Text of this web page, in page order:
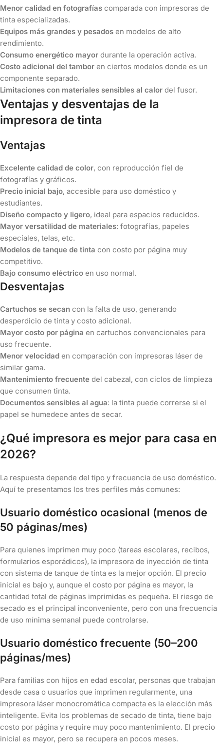
Menor calidad en fotografías comparada con impresoras de
tinta especializadas.
Equipos más grandes y pesados en modelos de alto
rendimiento.
Consumo energético mayor durante la operación activa.
Costo adicional del tambor en ciertos modelos donde es un
componente separado.
Limitaciones con materiales sensibles al calor del fusor.
Ventajas y desventajas de la
impresora de tinta
Ventajas
Excelente calidad de color, con reproducción fiel de
fotografías y gráficos.
Precio inicial bajo, accesible para uso doméstico y
estudiantes.
Diseño compacto y ligero, ideal para espacios reducidos.
Mayor versatilidad de materiales: fotografías, papeles
especiales, telas, etc.
Modelos de tanque de tinta con costo por página muy
competitivo.
Bajo consumo eléctrico en uso normal.
Desventajas
Cartuchos se secan con la falta de uso, generando
desperdicio de tinta y costo adicional.
Mayor costo por página en cartuchos convencionales para
uso frecuente.
Menor velocidad en comparación con impresoras láser de
similar gama.
Mantenimiento frecuente del cabezal, con ciclos de limpieza
que consumen tinta.
Documentos sensibles al agua: la tinta puede correrse si el
papel se humedece antes de secar.
¿Qué impresora es mejor para casa en
2026?
La respuesta depende del tipo y frecuencia de uso doméstico.
Aquí te presentamos los tres perfiles más comunes:
Usuario doméstico ocasional (menos de
50 páginas/mes)
Para quienes imprimen muy poco (tareas escolares, recibos,
formularios esporádicos), la impresora de inyección de tinta
con sistema de tanque de tinta es la mejor opción. El precio
inicial es bajo y, aunque el costo por página es mayor, la
cantidad total de páginas imprimidas es pequeña. El riesgo de
secado es el principal inconveniente, pero con una frecuencia
de uso mínima semanal puede controlarse.
Usuario doméstico frecuente (50–200
páginas/mes)
Para familias con hijos en edad escolar, personas que trabajan
desde casa o usuarios que imprimen regularmente, una
impresora láser monocromática compacta es la elección más
inteligente. Evita los problemas de secado de tinta, tiene bajo
costo por página y require muy poco mantenimiento. El precio
inicial es mayor, pero se recupera en pocos meses.